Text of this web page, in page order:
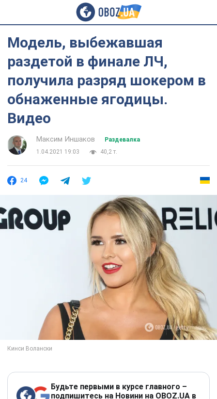
Модель, выбежавшая
раздетой в финале ЛЧ,
получила разряд шокером в
обнаженные ягодицы.
Видео
Максим Иншаков
Раздевалка
1.04.2021 19:03
40,2 т.
24
Будьте первыми в курсе главного –
подпишитесь на Новини на OBOZ.UA в